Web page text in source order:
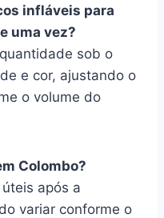
infláveis para
uma vez?
sob o
e cor, ajustando o
o volume do
Colombo?
após a
variar conforme o